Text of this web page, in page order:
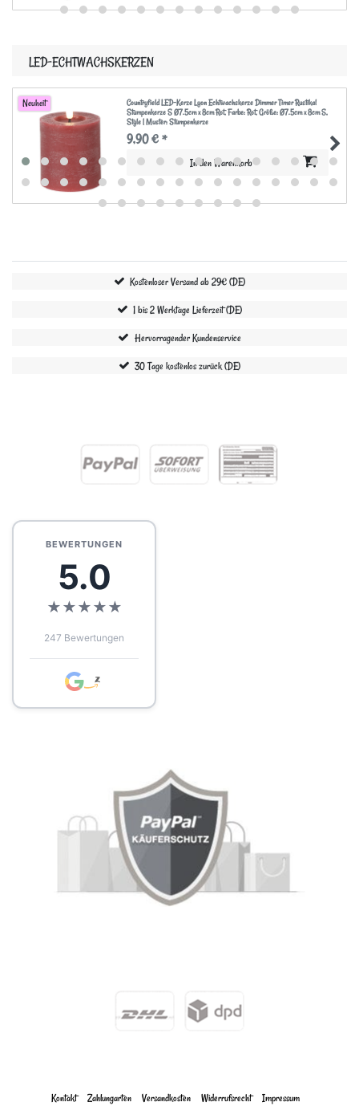
LED-ECHTWACHSKERZEN
Neuheit
Countryfield LED-Kerze Lyon Echtwachskerze Dimmer Timer Rustikal
Stumpenkerze S Ø7.5cm x 8cm Rot, Farbe: Rot, Größe: Ø7.5cm x 8cm S,
Style | Muster: Stumpenkerze
9,90 € *
In den Warenkorb
Kostenloser Versand ab 29€ (DE)
1 bis 2 Werktage Lieferzeit (DE)
Hervorragender Kundenservice
30 Tage kostenlos zurück (DE)
BEWERTUNGEN
5.0
★★★★★
247 Bewertungen
Kontakt Zahlungarten Versandkosten Widerrufs­recht Impressum